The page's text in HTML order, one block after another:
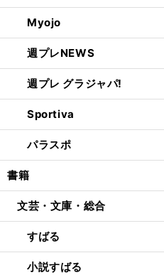
Myojo
週プレNEWS
週プレ グラジャパ!
Sportiva
パラスポ
書籍
文芸・文庫・総合
すばる
小説すばる